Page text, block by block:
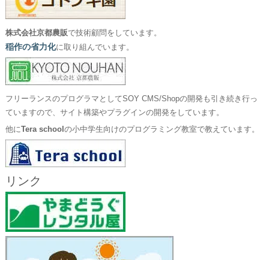
株式会社京都農販で技術顧問をしています。
稲作の省力化に取り組んでいます。
フリーランスのプログラマとしてSOY CMS/Shopの開発も引き続き行っ
ていますので、サイト構築やプラグインの開発をしています。
他にTera school の小中学生向けのプログラミング教室で教えています。
リンク